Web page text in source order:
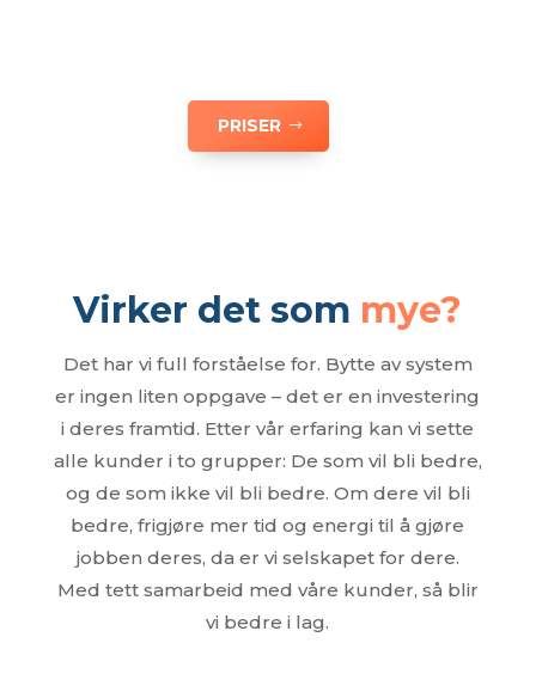
PRISER
Virker det som mye?
Det har vi full forståelse for. Bytte av system
er ingen liten oppgave – det er en investering
i deres framtid. Etter vår erfaring kan vi sette
alle kunder i to grupper: De som vil bli bedre,
og de som ikke vil bli bedre. Om dere vil bli
bedre, frigjøre mer tid og energi til å gjøre
jobben deres, da er vi selskapet for dere.
Med tett samarbeid med våre kunder, så blir
vi bedre i lag.